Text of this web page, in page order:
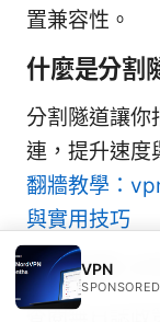
置兼容性。
什麼是分割
分割隧道讓你
連，提升速度
翻牆教學：
與實用技巧
如何判斷
查閱無日誌政
VPN
SPONSORED